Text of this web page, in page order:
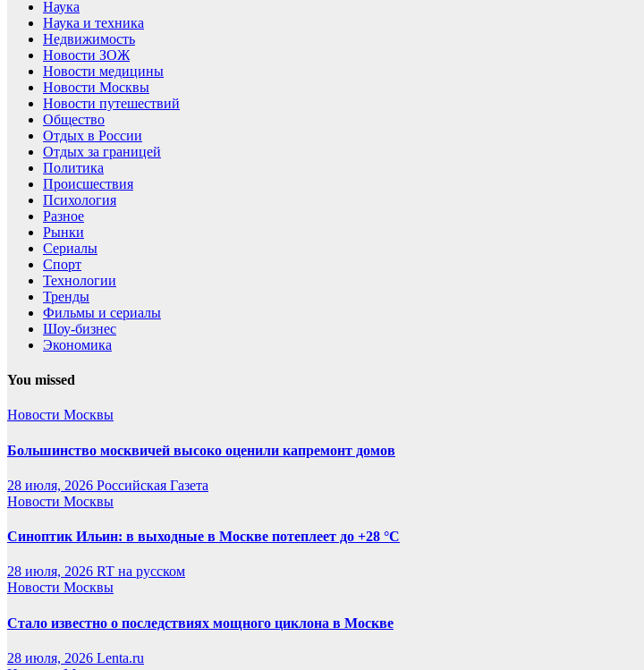
Наука
Наука и техника
Недвижимость
Новости ЗОЖ
Новости медицины
Новости Москвы
Новости путешествий
Общество
Отдых в России
Отдых за границей
Политика
Происшествия
Психология
Разное
Рынки
Сериалы
Спорт
Технологии
Тренды
Фильмы и сериалы
Шоу-бизнес
Экономика
You missed
Новости Москвы
Большинство москвичей высоко оценили капремонт домов
28 июля, 2026 Российская Газета
Новости Москвы
Синоптик Ильин: в выходные в Москве потеплеет до +28 °C
28 июля, 2026 RT на русском
Новости Москвы
Стало известно о последствиях мощного циклона в Москве
28 июля, 2026 Lenta.ru